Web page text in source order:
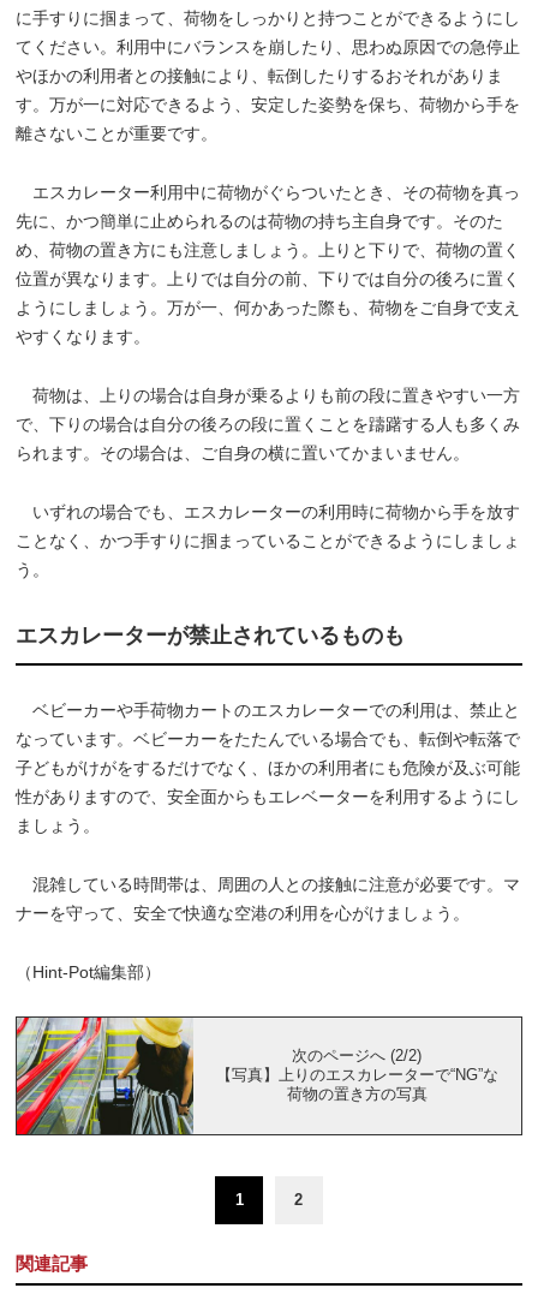
に手すりに掴まって、荷物をしっかりと持つことができるようにし
てください。利用中にバランスを崩したり、思わぬ原因での急停止
やほかの利用者との接触により、転倒したりするおそれがありま
す。万が一に対応できるよう、安定した姿勢を保ち、荷物から手を
離さないことが重要です。
エスカレーター利用中に荷物がぐらついたとき、その荷物を真っ
先に、かつ簡単に止められるのは荷物の持ち主自身です。そのた
め、荷物の置き方にも注意しましょう。上りと下りで、荷物の置く
位置が異なります。上りでは自分の前、下りでは自分の後ろに置く
ようにしましょう。万が一、何かあった際も、荷物をご自身で支え
やすくなります。
荷物は、上りの場合は自身が乗るよりも前の段に置きやすい一方
で、下りの場合は自分の後ろの段に置くことを躊躇する人も多くみ
られます。その場合は、ご自身の横に置いてかまいません。
いずれの場合でも、エスカレーターの利用時に荷物から手を放す
ことなく、かつ手すりに掴まっていることができるようにしましょ
う。
エスカレーターが禁止されているものも
ベビーカーや手荷物カートのエスカレーターでの利用は、禁止と
なっています。ベビーカーをたたんでいる場合でも、転倒や転落で
子どもがけがをするだけでなく、ほかの利用者にも危険が及ぶ可能
性がありますので、安全面からもエレベーターを利用するようにし
ましょう。
混雑している時間帯は、周囲の人との接触に注意が必要です。マ
ナーを守って、安全で快適な空港の利用を心がけましょう。
（Hint-Pot編集部）
次のページへ (2/2)
【写真】上りのエスカレーターで“NG”な
荷物の置き方の写真
1 2
関連記事